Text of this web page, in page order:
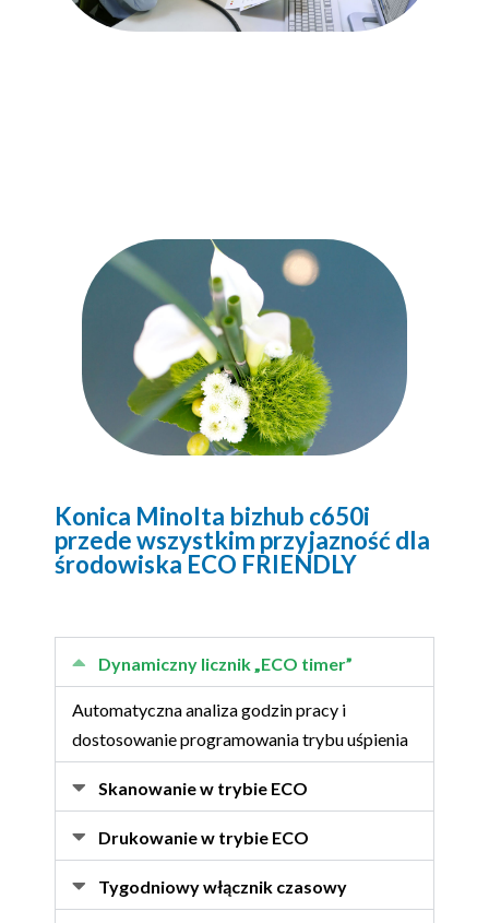
Konica Minolta bizhub c650i
przede wszystkim przyjazność dla
środowiska ECO FRIENDLY
Dynamiczny licznik „ECO timer”
Automatyczna analiza godzin pracy i
dostosowanie programowania trybu uśpienia
Skanowanie w trybie ECO
Drukowanie w trybie ECO
Tygodniowy włącznik czasowy